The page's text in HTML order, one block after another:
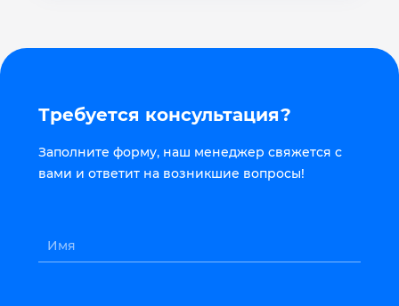
Требуется консультация?
Заполните форму, наш менеджер свяжется с
вами и ответит на возникшие вопросы!
Имя